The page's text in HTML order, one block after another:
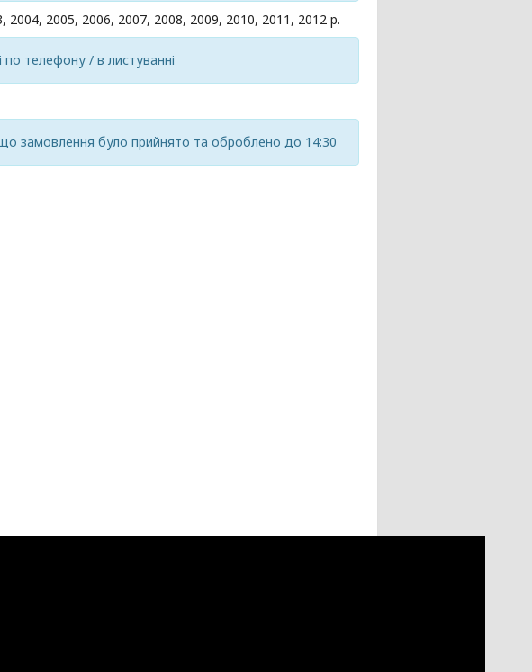
2005, 2006, 2007, 2008, 2009, 2010, 2011, 2012 р.
телефону / в листуванні
замовлення було прийнято та оброблено до 14:30